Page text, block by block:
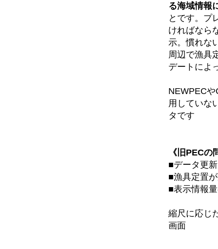
る海域情報
とです。プ
ければなら
示。慣れな
周辺で漁具
デートによ
NEWPEC
用していな
タです
《旧PECの
■データ更
■漁具定置
■表示情報
縮尺に応じ
画面